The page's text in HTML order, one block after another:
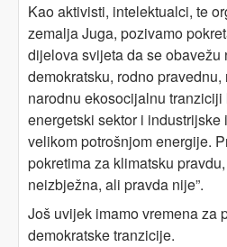
Kao aktivisti, intelektualci, te
zemalja Juga, pozivamo
dijelova svijeta da se obavežu
demokratsku, rodno
narodnu ekosocijalnu tranziciji
energetski sektor i
velikom potrošnjom energije.
pokretima za klimatsku
neizbježna, ali pravda nije”.
Još uvijek imamo vremena za
demokratske tranzicije.